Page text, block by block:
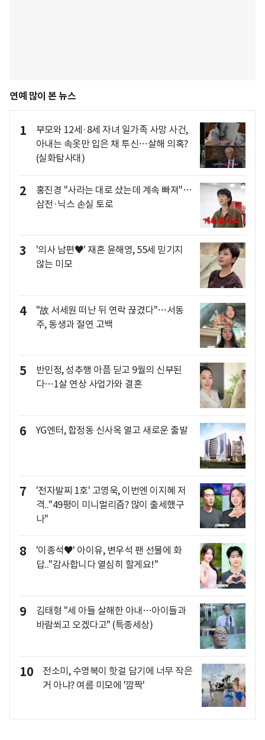
연예 많이 본 뉴스
1
부모와 12세·8세 자녀 일가족 사망 사건,
아내는 속옷만 입은 채 투신…살해 의혹?
(실화탐사대)
2
홍진경 "사라는 대로 샀는데 계속 빠져"…
삼전·닉스 손실 토로
3
'의사 남편♥' 재혼 윤해영, 55세 믿기지
않는 미모
4
"故 서세원 떠난 뒤 연락 끊겼다"…서동
주, 동생과 절연 고백
5
반민정, 성추행 아픔 딛고 9월의 신부된
다…1살 연상 사업가와 결혼
6 YG엔터, 합정동 신사옥 열고 새로운 출발
7
'전자발찌 1호' 고영욱, 이번엔 이지혜 저
격.."49평이 미니멀리즘? 많이 출세했구
나"
8
'이종석♥' 아이유, 변우석 팬 선물에 화
답.."감사합니다 열심히 할게요!"
9
김태형 "세 아들 살해한 아내…아이들과
바람쐬고 오겠다고" (특종세상)
10
전소미, 수영복이 핫걸 담기에 너무 작은
거 아냐? 여름 미모에 '깜짝'